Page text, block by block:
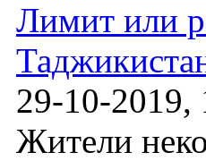
Лимит или
29-10-2019,
Жители